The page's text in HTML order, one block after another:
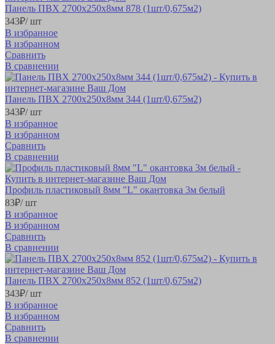
Панель ПВХ 2700х250х8мм 878 (1шт/0,675м2)
343₽/ шт
В избранное
В избранном
Сравнить
В сравнении
Панель ПВХ 2700х250х8мм 344 (1шт/0,675м2)
343₽/ шт
В избранное
В избранном
Сравнить
В сравнении
Профиль пластиковый 8мм "L" окантовка 3м белый
83₽/ шт
В избранное
В избранном
Сравнить
В сравнении
Панель ПВХ 2700х250х8мм 852 (1шт/0,675м2)
343₽/ шт
В избранное
В избранном
Сравнить
В сравнении